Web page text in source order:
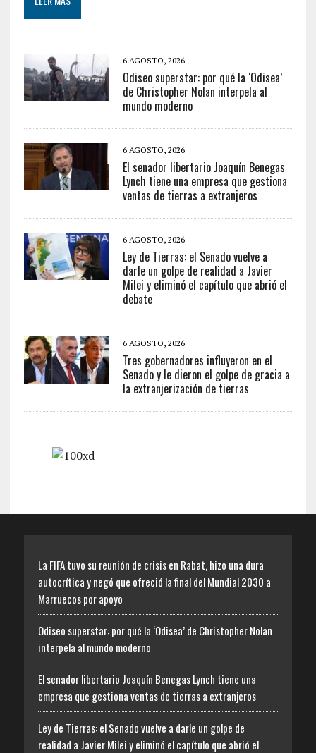
6 AGOSTO, 2026
Odiseo superstar: por qué la ‘Odisea’
de Christopher Nolan interpela al
mundo moderno
6 AGOSTO, 2026
El senador libertario Joaquín Benegas
Lynch tiene una empresa que gestiona
ventas de tierras a extranjeros
6 AGOSTO, 2026
Ley de Tierras: el Senado vuelve a
darle un golpe de realidad a Javier
Milei y eliminó el capítulo que abrió el
debate
6 AGOSTO, 2026
Tres gobernadores influyeron en el
Senado y le dieron el golpe de gracia a
la extranjerización de tierras
La FIFA tuvo su reunión de crisis en Rabat, hizo una dura
autocrítica y negó que ofreció la final del Mundial 2030 a
Marruecos por apoyo
Odiseo superstar: por qué la ‘Odisea’ de Christopher Nolan
interpela al mundo moderno
El senador libertario Joaquín Benegas Lynch tiene una
empresa que gestiona ventas de tierras a extranjeros
Ley de Tierras: el Senado vuelve a darle un golpe de
realidad a Javier Milei y eliminó el capítulo que abrió el